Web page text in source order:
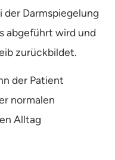
der Darmspiegelung
abgeführt wird und
zurückbildet.
der Patient
normalen
Alltag